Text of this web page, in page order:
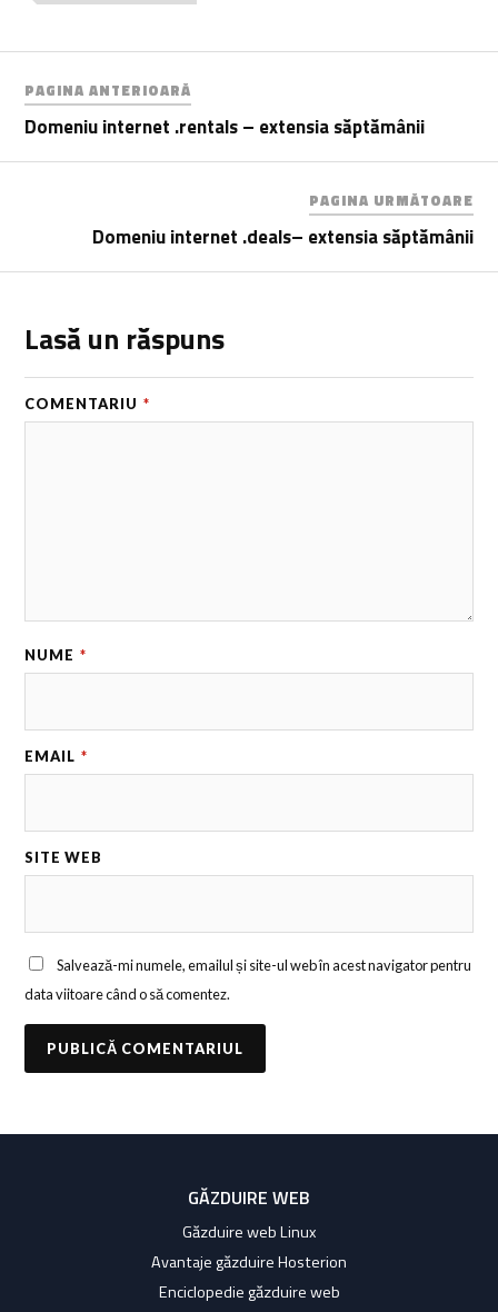
PAGINA ANTERIOARĂ
Domeniu internet .rentals – extensia săptămânii
PAGINA URMĂTOARE
Domeniu internet .deals– extensia săptămânii
Lasă un răspuns
COMENTARIU *
NUME *
EMAIL *
SITE WEB
Salvează-mi numele, emailul și site-ul web în acest navigator pentru
data viitoare când o să comentez.
GĂZDUIRE WEB
Găzduire web Linux
Avantaje găzduire Hosterion
Enciclopedie găzduire web